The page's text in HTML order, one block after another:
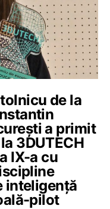
de la
a primit
3DUTECH
IX-a cu
inteligență
pilot